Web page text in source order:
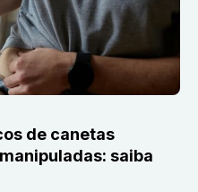
de canetas
saiba